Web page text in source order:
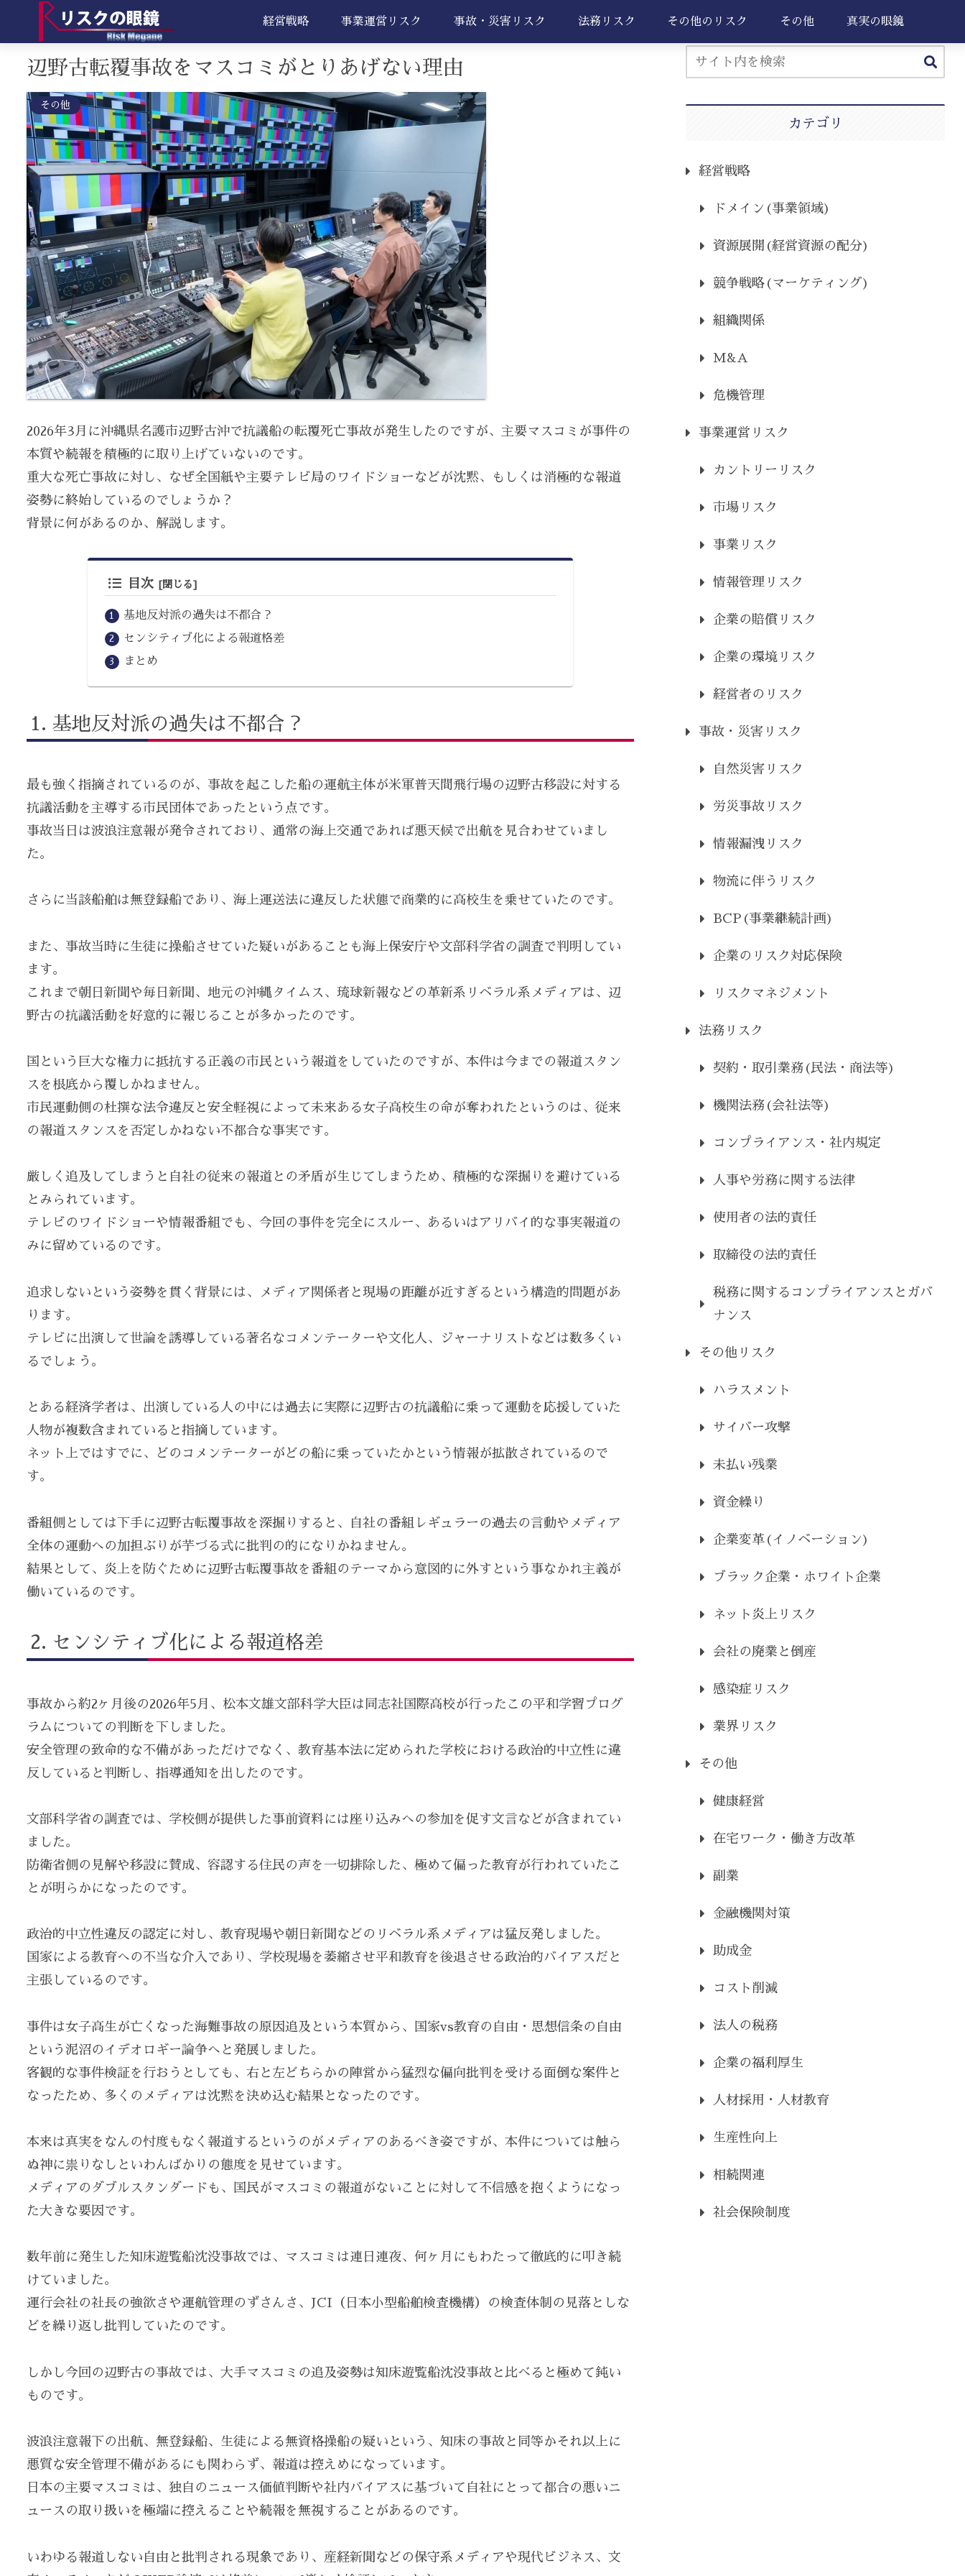
経営戦略 事業運営リスク 事故・災害リスク 法務リスク その他のリスク その他 真実の眼鏡
辺野古転覆事故をマスコミがとりあげない理由
その他
2026年3月に沖縄県名護市辺野古沖で抗議船の転覆死亡事故が発生したのですが、主要マスコミが事件の
本質や続報を積極的に取り上げていないのです。
重大な死亡事故に対し、なぜ全国紙や主要テレビ局のワイドショーなどが沈黙、もしくは消極的な報道
姿勢に終始しているのでしょうか？
背景に何があるのか、解説します。
目次
基地反対派の過失は不都合？
センシティブ化による報道格差
まとめ
基地反対派の過失は不都合？
最も強く指摘されているのが、事故を起こした船の運航主体が米軍普天間飛行場の辺野古移設に対する
抗議活動を主導する市民団体であったという点です。
事故当日は波浪注意報が発令されており、通常の海上交通であれば悪天候で出航を見合わせていまし
た。
さらに当該船舶は無登録船であり、海上運送法に違反した状態で商業的に高校生を乗せていたのです。
また、事故当時に生徒に操船させていた疑いがあることも海上保安庁や文部科学省の調査で判明してい
ます。
これまで朝日新聞や毎日新聞、地元の沖縄タイムス、琉球新報などの革新系リベラル系メディアは、辺
野古の抗議活動を好意的に報じることが多かったのです。
国という巨大な権力に抵抗する正義の市民という報道をしていたのですが、本件は今までの報道スタン
スを根底から覆しかねません。
市民運動側の杜撰な法令違反と安全軽視によって未来ある女子高校生の命が奪われたというのは、従来
の報道スタンスを否定しかねない不都合な事実です。
厳しく追及してしまうと自社の従来の報道との矛盾が生じてしまうため、積極的な深掘りを避けている
とみられています。
テレビのワイドショーや情報番組でも、今回の事件を完全にスルー、あるいはアリバイ的な事実報道の
みに留めているのです。
追求しないという姿勢を貫く背景には、メディア関係者と現場の距離が近すぎるという構造的問題があ
ります。
テレビに出演して世論を誘導している著名なコメンテーターや文化人、ジャーナリストなどは数多くい
るでしょう。
とある経済学者は、出演している人の中には過去に実際に辺野古の抗議船に乗って運動を応援していた
人物が複数含まれていると指摘しています。
ネット上ではすでに、どのコメンテーターがどの船に乗っていたかという情報が拡散されているので
す。
番組側としては下手に辺野古転覆事故を深掘りすると、自社の番組レギュラーの過去の言動やメディア
全体の運動への加担ぶりが芋づる式に批判の的になりかねません。
結果として、炎上を防ぐために辺野古転覆事故を番組のテーマから意図的に外すという事なかれ主義が
働いているのです。
センシティブ化による報道格差
事故から約2ヶ月後の2026年5月、松本文雄文部科学大臣は同志社国際高校が行ったこの平和学習プログ
ラムについての判断を下しました。
安全管理の致命的な不備があっただけでなく、教育基本法に定められた学校における政治的中立性に違
反していると判断し、指導通知を出したのです。
文部科学省の調査では、学校側が提供した事前資料には座り込みへの参加を促す文言などが含まれてい
ました。
防衛省側の見解や移設に賛成、容認する住民の声を一切排除した、極めて偏った教育が行われていたこ
とが明らかになったのです。
政治的中立性違反の認定に対し、教育現場や朝日新聞などのリベラル系メディアは猛反発しました。
国家による教育への不当な介入であり、学校現場を萎縮させ平和教育を後退させる政治的バイアスだと
主張しているのです。
事件は女子高生が亡くなった海難事故の原因追及という本質から、国家vs教育の自由・思想信条の自由
という泥沼のイデオロギー論争へと発展しました。
客観的な事件検証を行おうとしても、右と左どちらかの陣営から猛烈な偏向批判を受ける面倒な案件と
なったため、多くのメディアは沈黙を決め込む結果となったのです。
本来は真実をなんの忖度もなく報道するというのがメディアのあるべき姿ですが、本件については触ら
ぬ神に祟りなしといわんばかりの態度を見せています。
メディアのダブルスタンダードも、国民がマスコミの報道がないことに対して不信感を抱くようになっ
た大きな要因です。
数年前に発生した知床遊覧船沈没事故では、マスコミは連日連夜、何ヶ月にもわたって徹底的に叩き続
けていました。
運行会社の社長の強欲さや運航管理のずさんさ、JCI（日本小型船舶検査機構）の検査体制の見落としな
どを繰り返し批判していたのです。
しかし今回の辺野古の事故では、大手マスコミの追及姿勢は知床遊覧船沈没事故と比べると極めて鈍い
ものです。
波浪注意報下の出航、無登録船、生徒による無資格操船の疑いという、知床の事故と同等かそれ以上に
悪質な安全管理不備があるにも関わらず、報道は控えめになっています。
日本の主要マスコミは、独自のニュース価値判断や社内バイアスに基づいて自社にとって都合の悪いニ
ュースの取り扱いを極端に控えることや続報を無視することがあるのです。
いわゆる報道しない自由と批判される現象であり、産経新聞などの保守系メディアや現代ビジネス、文
カテゴリ
経営戦略
ドメイン(事業領域)
資源展開(経営資源の配分)
競争戦略(マーケティング)
組織関係
M&A
危機管理
事業運営リスク
カントリーリスク
市場リスク
事業リスク
情報管理リスク
企業の賠償リスク
企業の環境リスク
経営者のリスク
事故・災害リスク
自然災害リスク
労災事故リスク
情報漏洩リスク
物流に伴うリスク
BCP(事業継続計画)
企業のリスク対応保険
リスクマネジメント
法務リスク
契約・取引業務(民法・商法等)
機関法務(会社法等)
コンプライアンス・社内規定
人事や労務に関する法律
使用者の法的責任
取締役の法的責任
税務に関するコンプライアンスとガバ
ナンス
その他リスク
ハラスメント
サイバー攻撃
未払い残業
資金繰り
企業変革(イノベーション)
ブラック企業・ホワイト企業
ネット炎上リスク
会社の廃業と倒産
感染症リスク
業界リスク
その他
健康経営
在宅ワーク・働き方改革
副業
金融機関対策
助成金
コスト削減
法人の税務
企業の福利厚生
人材採用・人材教育
生産性向上
相続関連
社会保険制度